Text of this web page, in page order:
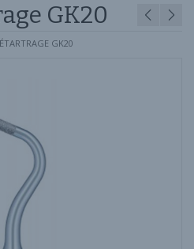
GK20
GK20